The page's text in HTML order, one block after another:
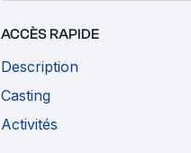
ACCÈS RAPIDE
Description
Casting
Activités